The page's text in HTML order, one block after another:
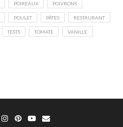
POIREAUX POIVRONS
POULET PÂTES RESTAURANT
TESTS TOMATE VANILLE